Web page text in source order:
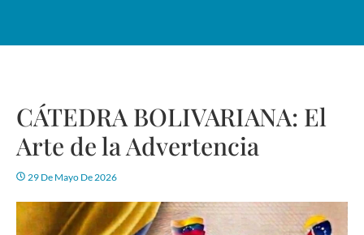
CÁTEDRA BOLIVARIANA: El
Arte de la Advertencia
29 De Mayo De 2026